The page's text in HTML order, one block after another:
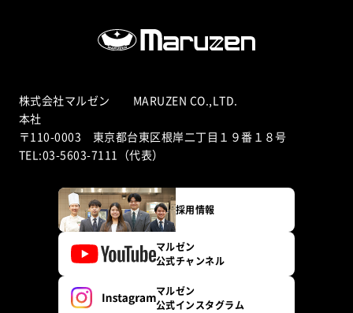
株式会社マルゼン MARUZEN CO.,LTD.
本社
〒110-0003 東京都台東区根岸二丁目１９番１８号
TEL:03-5603-7111（代表）
採用情報
マルゼン
公式チャンネル
マルゼン
公式インスタグラム